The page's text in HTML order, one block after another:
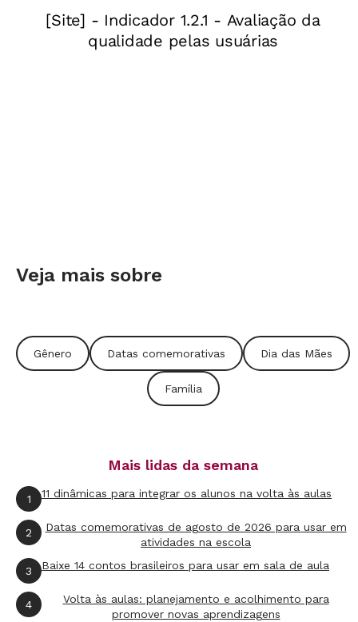
Veja mais sobre
Gênero Datas comemorativas Dia das Mães
Família
Mais lidas da semana
1 11 dinâmicas para integrar os alunos na volta às aulas
2
Datas comemorativas de agosto de 2026 para usar em
atividades na escola
3 Baixe 14 contos brasileiros para usar em sala de aula
4
Volta às aulas: planejamento e acolhimento para
promover novas aprendizagens